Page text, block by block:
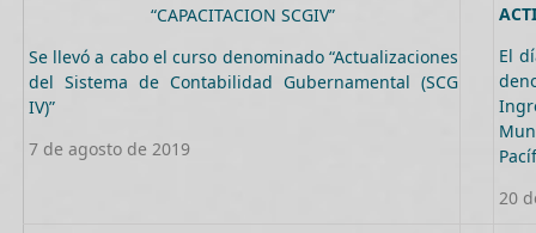
“CAPACITACION SCGIV”
Se llevó a cabo el curso denominado “Actualizaciones
del Sistema de Contabilidad Gubernamental (SCG
IV)”
7 de agosto de 2019
El
20